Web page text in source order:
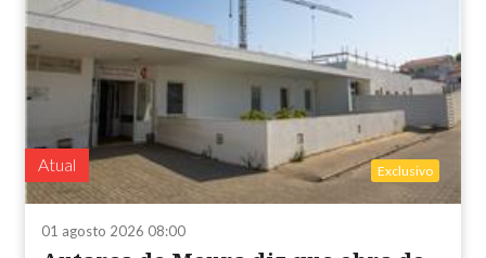
Atual Exclusivo
01 agosto 2026 08:00